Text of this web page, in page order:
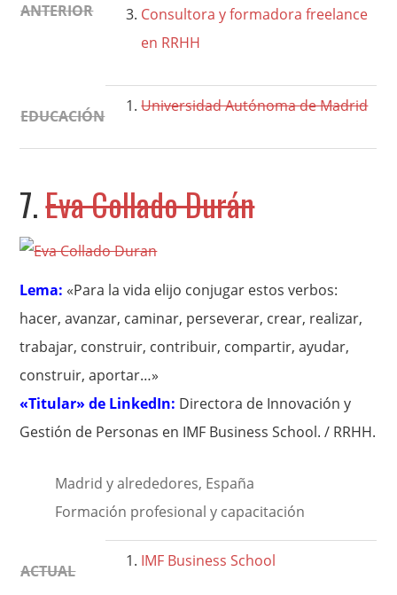
ANTERIOR
Consultora y formadora freelance
en RRHH
EDUCACIÓN
Universidad Autónoma de Madrid
7.Eva Collado Durán
Lema: «Para la vida elijo conjugar estos verbos:
hacer, avanzar, caminar, perseverar, crear, realizar,
trabajar, construir, contribuir, compartir, ayudar,
construir, aportar…»
«Titular» de LinkedIn: Directora de Innovación y
Gestión de Personas en IMF Business School. / RRHH.
Madrid y alrededores, España
Formación profesional y capacitación
ACTUAL
IMF Business School